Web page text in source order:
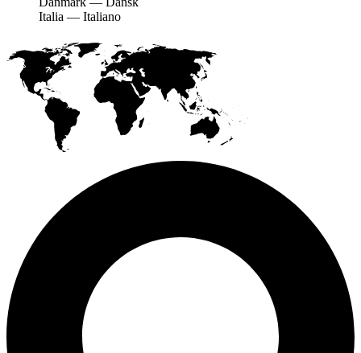
Italia — Italiano